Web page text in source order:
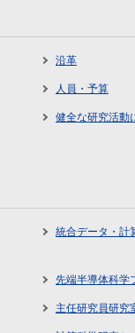
沿革
人員・予算
健全な研究活動
統合データ・計
先端半導体科学
主任研究員研究